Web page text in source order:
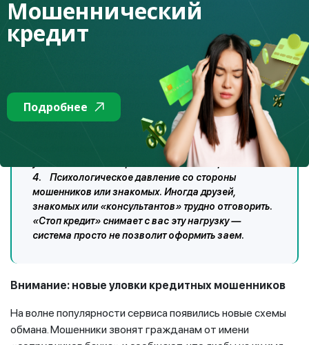
1. Оформление кредита мошенниками по вашим
украденным персональным данным. Если
мошенники завладели вашими персональными
данными, они не смогут оформить заем — система
2. Оформление займа через взломанный онлайн-
банкинг. Даже при доступе к вашему аккаунту
аферисты не смогут получить кредит.
3. Мошеннические схемы с участием «псевдо-
банкиров». Мошенники часто убеждают взять
кредит и перевести деньги «на безопасный счёт». С
установленным запретом их схема не сработает.
4. Психологическое давление со стороны
мошенников или знакомых. Иногда друзей,
знакомых или «консультантов» трудно отговорить.
«Стоп кредит» снимает с вас эту нагрузку —
система просто не позволит оформить заем.
Внимание: новые уловки кредитных мошенников
На волне популярности сервиса появились новые схемы
обмана. Мошенники звонят гражданам от имени
Мошеннический
кредит
Подробнее